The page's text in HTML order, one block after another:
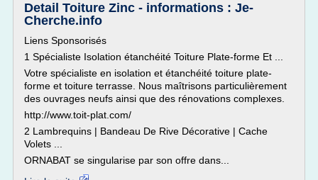
Detail Toiture Zinc - informations : Je-
Cherche.info
Liens Sponsorisés
1 Spécialiste Isolation étanchéité Toiture Plate-forme Et ...
Votre spécialiste en isolation et étanchéité toiture plate-
forme et toiture terrasse. Nous maîtrisons particulièrement
des ouvrages neufs ainsi que des rénovations complexes.
http://www.toit-plat.com/
2 Lambrequins | Bandeau De Rive Décorative | Cache
Volets ...
ORNABAT se singularise par son offre dans...